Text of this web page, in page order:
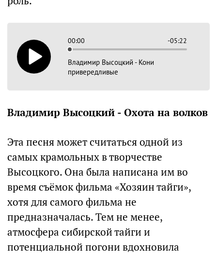
00:00 -05:22
Владимир Высоцкий - Кони
привередливые
Владимир Высоцкий - Охота на волков
Эта песня может считаться одной из
самых крамольных в творчестве
Высоцкого. Она была написана им во
время съёмок фильма «Хозяин тайги»,
хотя для самого фильма не
предназначалась. Тем не менее,
атмосфера сибирской тайги и
потенциальной погони вдохновила